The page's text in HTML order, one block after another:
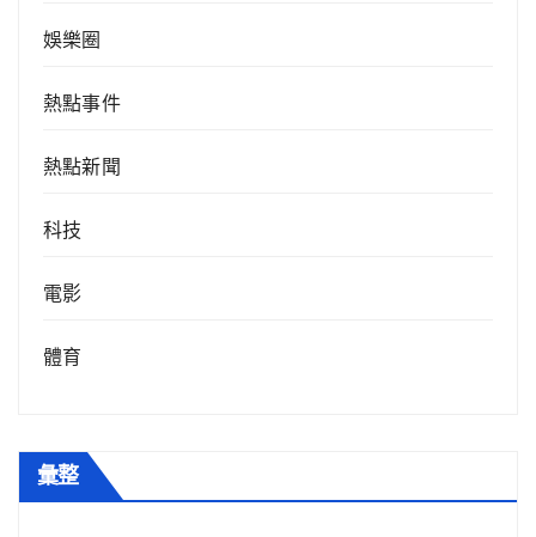
娛樂圈
熱點事件
熱點新聞
科技
電影
體育
彙整